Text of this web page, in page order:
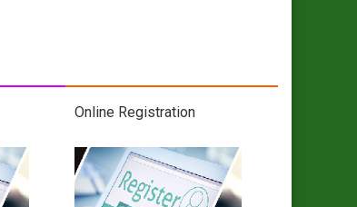
Online Registration